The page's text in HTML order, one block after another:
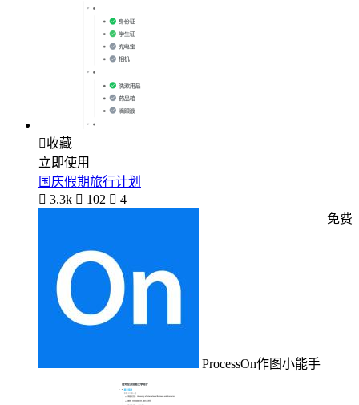
收藏
立即使用
国庆假期旅行计划
 3.3k  102  4
ProcessOn作图小能手
免费